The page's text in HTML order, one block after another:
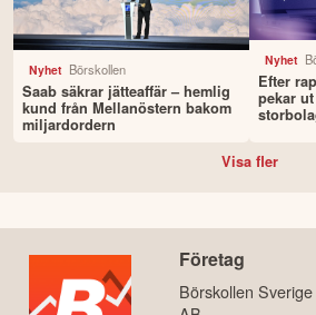
Nyhet Börskollen
Saab säkrar jätteaffär – hemlig
kund från Mellanöstern bakom
miljardordern
Nyhet
Efter
pekar
Visa fler
Företag
Börskollen Sverige